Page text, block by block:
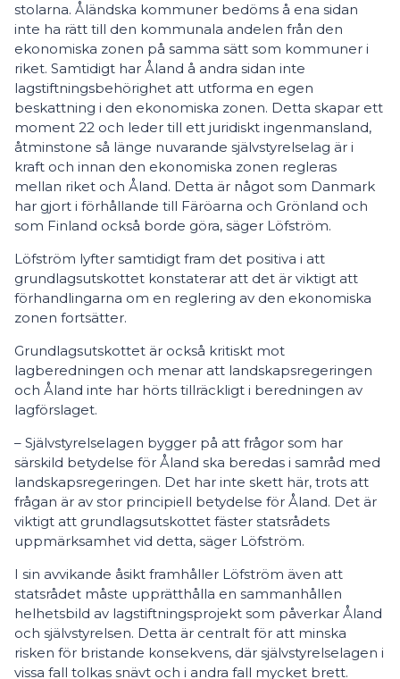
stolarna. Åländska kommuner bedöms å ena sidan
inte ha rätt till den kommunala andelen från den
ekonomiska zonen på samma sätt som kommuner i
riket. Samtidigt har Åland å andra sidan inte
lagstiftningsbehörighet att utforma en egen
beskattning i den ekonomiska zonen. Detta skapar ett
moment 22 och leder till ett juridiskt ingenmansland,
åtminstone så länge nuvarande självstyrelselag är i
kraft och innan den ekonomiska zonen regleras
mellan riket och Åland. Detta är något som Danmark
har gjort i förhållande till Färöarna och Grönland och
som Finland också borde göra, säger Löfström.
Löfström lyfter samtidigt fram det positiva i att
grundlagsutskottet konstaterar att det är viktigt att
förhandlingarna om en reglering av den ekonomiska
zonen fortsätter.
Grundlagsutskottet är också kritiskt mot
lagberedningen och menar att landskapsregeringen
och Åland inte har hörts tillräckligt i beredningen av
lagförslaget.
– Självstyrelselagen bygger på att frågor som har
särskild betydelse för Åland ska beredas i samråd med
landskapsregeringen. Det har inte skett här, trots att
frågan är av stor principiell betydelse för Åland. Det är
viktigt att grundlagsutskottet fäster statsrådets
uppmärksamhet vid detta, säger Löfström.
I sin avvikande åsikt framhåller Löfström även att
statsrådet måste upprätthålla en sammanhållen
helhetsbild av lagstiftningsprojekt som påverkar Åland
och självstyrelsen. Detta är centralt för att minska
risken för bristande konsekvens, där självstyrelselagen i
vissa fall tolkas snävt och i andra fall mycket brett.